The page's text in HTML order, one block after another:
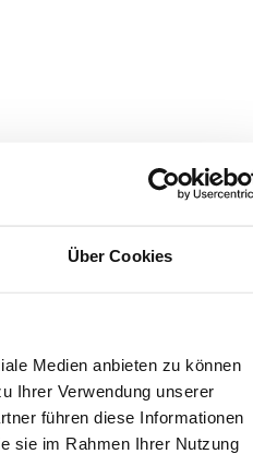
Über Cookies
Medien anbieten zu können
Ihrer Verwendung unserer
führen diese Informationen
sie im Rahmen Ihrer Nutzung